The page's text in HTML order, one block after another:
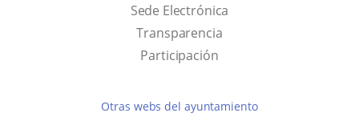
link
will
open
Sede Electrónica
Transparencia
Participación
Otras webs del ayuntamiento